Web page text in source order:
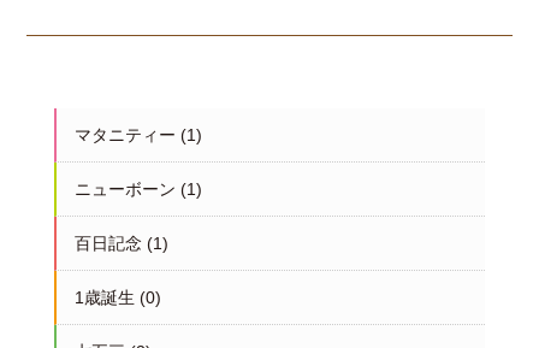
マタニティー (1)
ニューボーン (1)
百日記念 (1)
1歳誕生 (0)